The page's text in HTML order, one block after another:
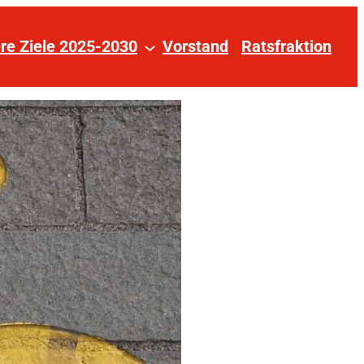
Ziele 2025-2030 Vorstand Ratsfraktion